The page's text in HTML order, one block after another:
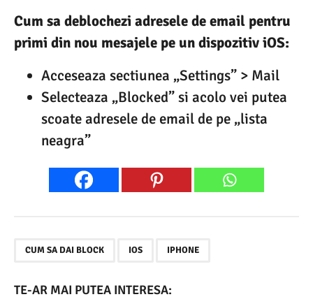
Cum sa deblochezi adresele de email pentru
primi din nou mesajele pe un dispozitiv iOS:
Acceseaza sectiunea „Settings” > Mail
Selecteaza „Blocked” si acolo vei putea
scoate adresele de email de pe „lista
neagra”
CUM SA DAI BLOCK IOS IPHONE
TE-AR MAI PUTEA INTERESA: